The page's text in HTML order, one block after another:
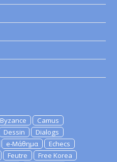
Byzance
Camus
Dessin
Dialogs
e-Μάθημα
Echecs
Feutre
Free Korea